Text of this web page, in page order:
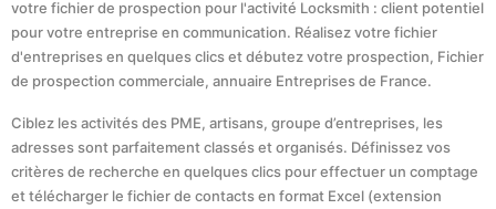
votre fichier de prospection pour l'activité Locksmith : client potentiel
pour votre entreprise en communication. Réalisez votre fichier
d'entreprises en quelques clics et débutez votre prospection, Fichier
de prospection commerciale, annuaire Entreprises de France.
Ciblez les activités des PME, artisans, groupe d’entreprises, les
adresses sont parfaitement classés et organisés. Définissez vos
critères de recherche en quelques clics pour effectuer un comptage
et télécharger le fichier de contacts en format Excel (extension